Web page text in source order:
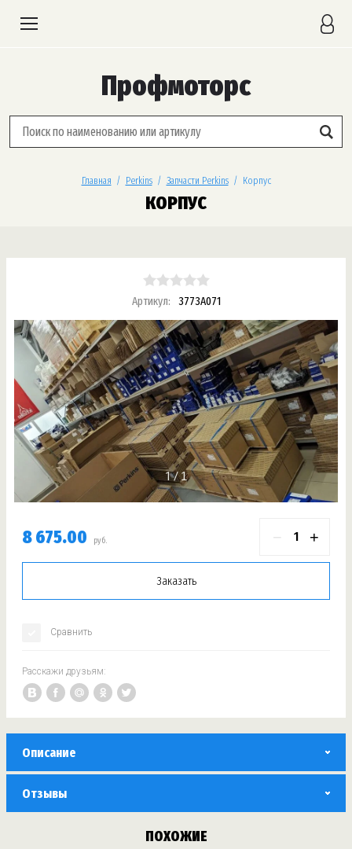
Профмоторс
Главная
  /
Perkins
  /
Запчасти Perkins
  /  Корпус
КОРПУС
Артикул: 3773A071
1
8 675.00 руб. − +
Заказать
Сравнить
Расскажи друзьям:
Описание
Отзывы
ПОХОЖИЕ